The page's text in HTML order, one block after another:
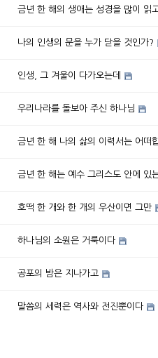
금년 한 해의 생애는 성경을 많이 읽
나의 인생의 문을 누가 닫을 것인가?
인생, 그 겨울이 다가오는데
우리나라를 돌보아 주신 하나님
금년 한 해 나의 삶의 이력서는 어떠
금년 한 해는 예수 그리스도 안에 있
호떡 한 개와 한 개의 우산이면 그만
하나님의 소원은 거룩이다
공포의 밤은 지나가고
말씀의 세력은 역사와 전진뿐이다